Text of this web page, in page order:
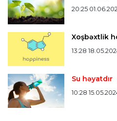
20:25
Xoşbəxtlik
13:28
Su həyatdır
10:28